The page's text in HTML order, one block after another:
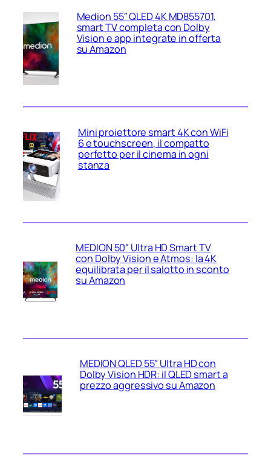
Medion 55″ QLED 4K MD855701,
smart TV completa con Dolby
Vision e app integrate in offerta
su Amazon
Mini proiettore smart 4K con WiFi
6 e touchscreen, il compatto
perfetto per il cinema in ogni
stanza
MEDION 50″ Ultra HD Smart TV
con Dolby Vision e Atmos: la 4K
equilibrata per il salotto in sconto
su Amazon
MEDION QLED 55″ Ultra HD con
Dolby Vision HDR: il QLED smart a
prezzo aggressivo su Amazon